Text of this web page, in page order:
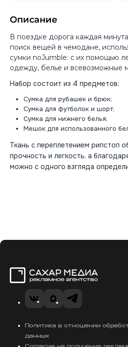
Описание
В поездке дорога каждая
поиск вещей в чемодане,
сумки noJumble: с их помощью
одежду, белье и всевозможные
Набор состоит из 4 предметов:
Сумка для рубашек и брюк;
Сумка для футболок и шорт;
Сумка для нижнего белья;
Мешок для использованного
Ткань с переплетением рипстоп
прочность и легкость, а
можно с одного взгляда
VK MAXTelegram
Политика в отношении
данных